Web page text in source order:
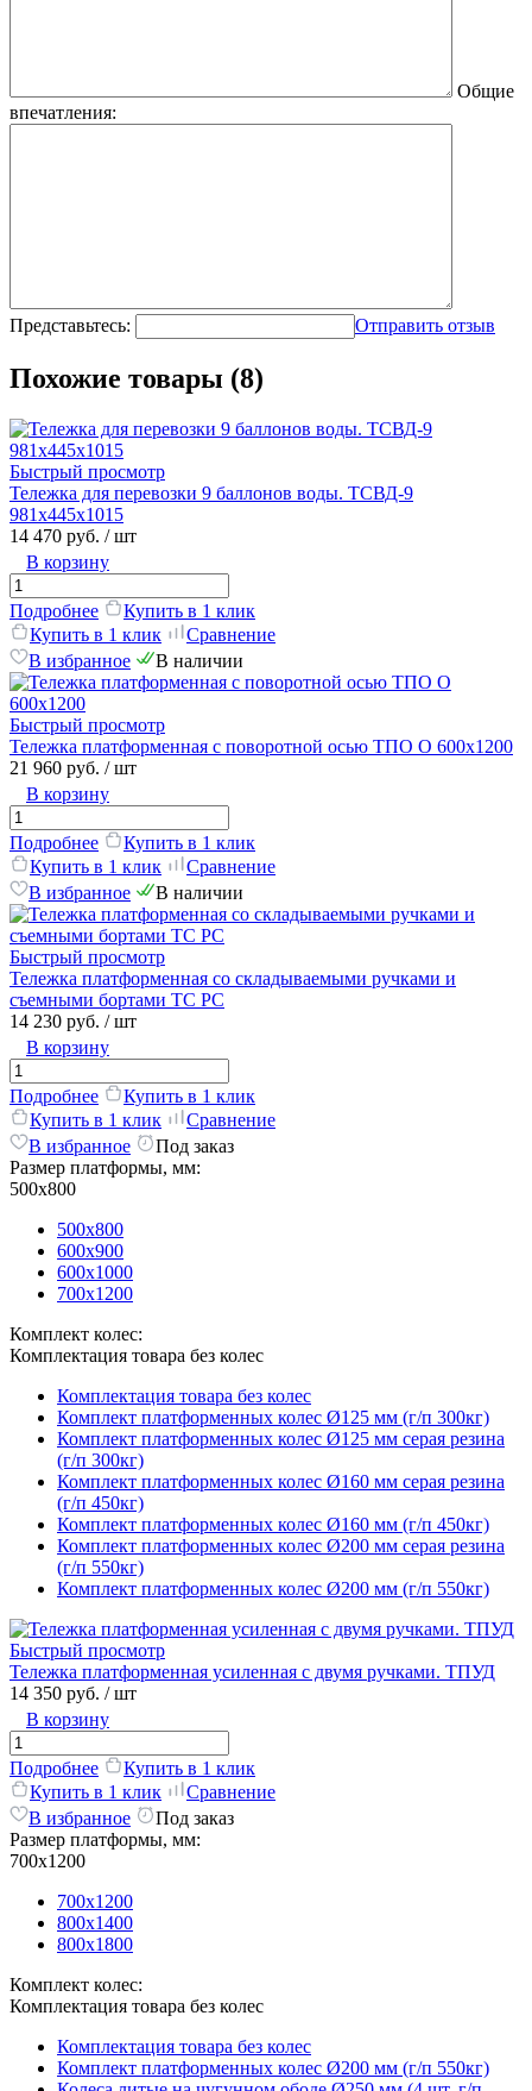
Общие
впечатления:
Представьтесь: Отправить отзыв
Похожие товары (8)
Быстрый просмотр
Тележка для перевозки 9 баллонов воды. ТСВД-9
981х445х1015
14 470 руб. / шт
В корзину
Подробнее
Купить в 1 клик
Купить в 1 клик
Сравнение
В избранное
В наличии
Быстрый просмотр
Тележка платформенная с поворотной осью ТПО О 600х1200
21 960 руб. / шт
В корзину
Подробнее
Купить в 1 клик
Купить в 1 клик
Сравнение
В избранное
В наличии
Быстрый просмотр
Тележка платформенная со складываемыми ручками и
съемными бортами ТС РС
14 230 руб. / шт
В корзину
Подробнее
Купить в 1 клик
Купить в 1 клик
Сравнение
В избранное
Под заказ
Размер платформы, мм:
500х800
500х800
600х900
600х1000
700х1200
Комплект колес:
Комплектация товара без колес
Комплектация товара без колес
Комплект платформенных колес Ø125 мм (г/п 300кг)
Комплект платформенных колес Ø125 мм серая резина
(г/п 300кг)
Комплект платформенных колес Ø160 мм серая резина
(г/п 450кг)
Комплект платформенных колес Ø160 мм (г/п 450кг)
Комплект платформенных колес Ø200 мм серая резина
(г/п 550кг)
Комплект платформенных колес Ø200 мм (г/п 550кг)
Быстрый просмотр
Тележка платформенная усиленная с двумя ручками. ТПУД
14 350 руб. / шт
В корзину
Подробнее
Купить в 1 клик
Купить в 1 клик
Сравнение
В избранное
Под заказ
Размер платформы, мм:
700х1200
700х1200
800х1400
800х1800
Комплект колес:
Комплектация товара без колес
Комплектация товара без колес
Комплект платформенных колес Ø200 мм (г/п 550кг)